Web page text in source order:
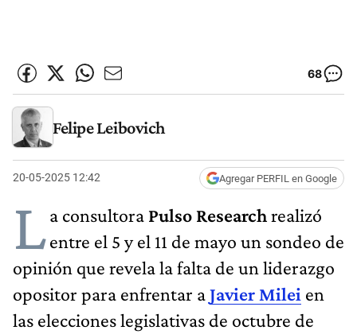
68
Felipe Leibovich
20-05-2025 12:42 Agregar PERFIL en Google
La consultora Pulso Researchrealizó
entre el 5 y el 11 de mayo un sondeo de
opinión que revela la falta de un liderazgo
opositor para enfrentar aJavier Milei en
las elecciones legislativas de octubre de